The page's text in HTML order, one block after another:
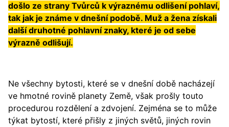
došlo ze strany Tvůrců k výraznému odlišení pohlaví,
tak jak je známe v dnešní podobě. Muž a žena získali
další druhotné pohlavní znaky, které je od sebe
výrazně odlišují.
Ne všechny bytosti, které se v dnešní době nacházejí
ve hmotné rovině planety Země, však prošly touto
procedurou rozdělení a zdvojení. Zejména se to může
týkat bytostí, které přišly z jiných světů, jiných rovin